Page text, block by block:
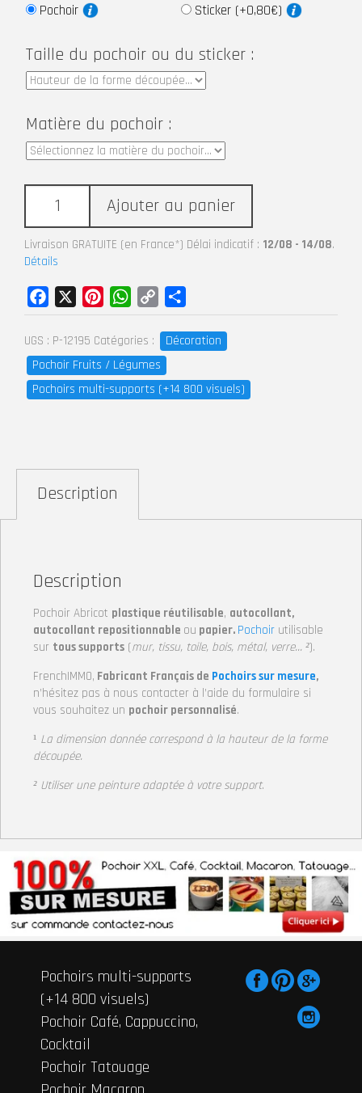
Pochoir Sticker (+0,80€)
Taille du pochoir ou du sticker :
Matière du pochoir :
Ajouter au panier
Livraison GRATUITE (en France*) Délai indicatif : 12/08 - 14/08.
Détails
UGS : P-12195 Catégories :
Décoration
Pochoir Fruits / Légumes
Pochoirs multi-supports (+14 800 visuels)
Facebook PinterestWhatsApp
Copy
Link
Description
Description
Pochoir Abricot plastique réutilisable, autocollant,
autocollant repositionnable ou papier. Pochoir utilisable
sur tous supports (mur, tissu, toile, bois, métal, verre… ²).
FrenchIMMO, Fabricant Français de Pochoirs sur mesure,
n’hésitez pas à nous contacter à l’aide du formulaire si
vous souhaitez un pochoir personnalisé.
¹ La dimension donnée correspond à la hauteurde la forme
découpée.
² Utiliser une peinture adaptée à votre support.
Pochoirs multi-supports
(+14 800 visuels)
Pochoir Café, Cappuccino,
Cocktail
Pochoir Tatouage